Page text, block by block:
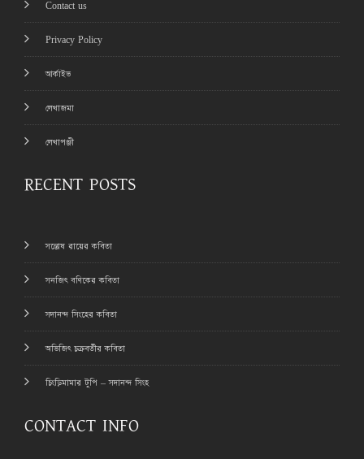
Contact us
Privacy Policy
আর্কাইভ
লেখাজমা
লেখাপঞ্জী
RECENT POSTS
সন্তোষ রায়ের কবিতা
সনজিৎ বণিকের কবিতা
সদানন্দ সিংহের কবিতা
অভিজিৎ চক্রবর্তীর কবিতা
চিংড়িমামার টুপি – সদানন্দ সিংহ
CONTACT INFO